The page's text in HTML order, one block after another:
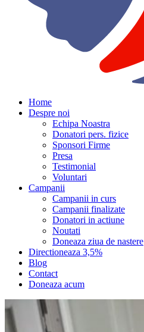
Home
Despre noi
Echipa Noastra
Donatori pers. fizice
Sponsori Firme
Presa
Testimonial
Voluntari
Campanii
Campanii in curs
Campanii finalizate
Donatori in actiune
Noutati
Doneaza ziua de nastere
Directioneaza 3,5%
Blog
Contact
Doneaza acum